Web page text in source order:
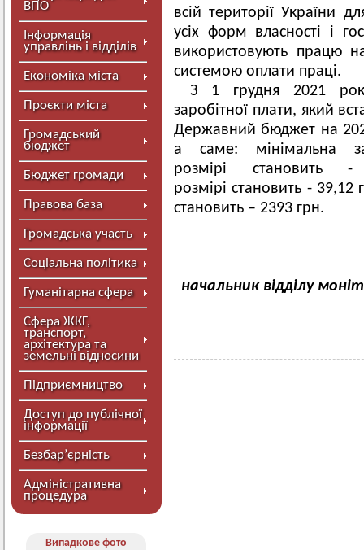
ВПО
Інформація
управлінь і відділів
Економіка міста
Проєкти міста
Громадський
бюджет
Бюджет громади
Правова база
Громадська участь
Соціальна політика
Гуманітарна сфера
Сфера ЖКГ,
транспорт,
архітектура та
земельні відносини
Підприємництво
Доступ до публічної
інформації
Безбар’єрність
Адміністративна
процедура
Випадкове фото
всій території України
усіх форм власності і
використовують працю
системою оплати праці.
З 1 грудня 2021
заробітної плати, який
Державний бюджет на
а саме: мінімальна
розмірі
розмірі становить -
становить – 2393 грн.
начальник